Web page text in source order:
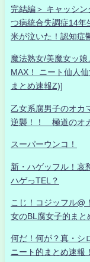
完結編＞ キャッシ
つ病統合失調症14年
米が泣いた！認知症
魔法熟女/美魔女ッ
MAX！ ニート仙人
まとめ速報Z)]
乙女系腐男子のオ
逆襲！！ 極道のオ
スーパーウンコ！
新・ハゲッフル！哀
ハゲっTEL？
こじ！コジッフル@
女のBL腐女子的まと
何だ！何が？真・
ニート的まとめ速報